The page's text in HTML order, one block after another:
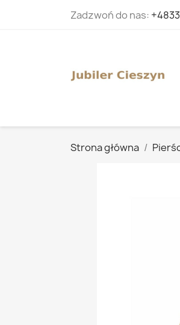
Zadzwoń do nas:
Strona główna